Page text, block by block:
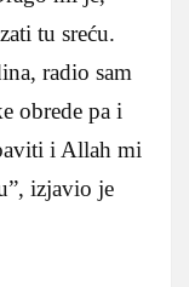
tu sreću.
radio sam
obrede pa i
i Allah mi
izjavio je